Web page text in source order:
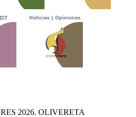
2026. OLIVERETA